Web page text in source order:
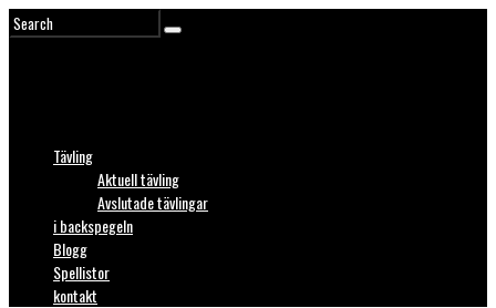
Tävling
Aktuell tävling
Avslutade tävlingar
i backspegeln
Blogg
Spellistor
kontakt